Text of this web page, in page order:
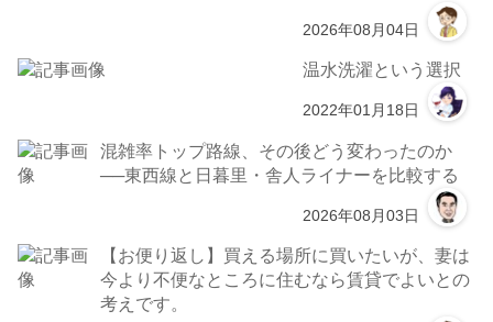
2026年08月04日
温水洗濯という選択
2022年01月18日
混雑率トップ路線、その後どう変わったのか
──東西線と日暮里・舎人ライナーを比較する
2026年08月03日
【お便り返し】買える場所に買いたいが、妻は
今より不便なところに住むなら賃貸でよいとの
考えです。